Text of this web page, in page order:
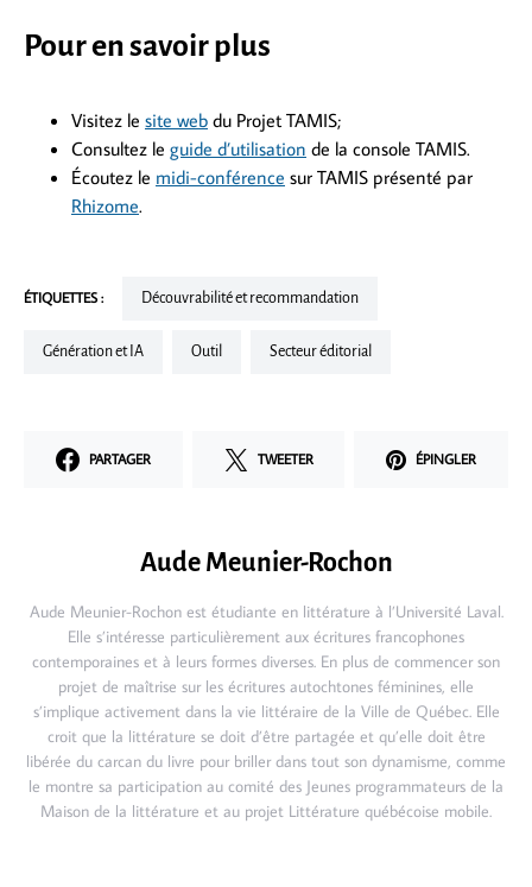
Pour en savoir plus
Visitez le site web du Projet TAMIS;
Consultez le guide d’utilisation de la console TAMIS.
Écoutez le midi-conférence sur TAMIS présenté par
Rhizome.
ÉTIQUETTES : Découvrabilité et recommandation
Génération et IA Outil Secteur éditorial
PARTAGER TWEETER ÉPINGLER
Aude Meunier-Rochon
Aude Meunier-Rochon est étudiante en littérature à l’Université Laval.
Elle s’intéresse particulièrement aux écritures francophones
contemporaines et à leurs formes diverses. En plus de commencer son
projet de maîtrise sur les écritures autochtones féminines, elle
s’implique activement dans la vie littéraire de la Ville de Québec. Elle
croit que la littérature se doit d’être partagée et qu’elle doit être
libérée du carcan du livre pour briller dans tout son dynamisme, comme
le montre sa participation au comité des Jeunes programmateurs de la
Maison de la littérature et au projet Littérature québécoise mobile.